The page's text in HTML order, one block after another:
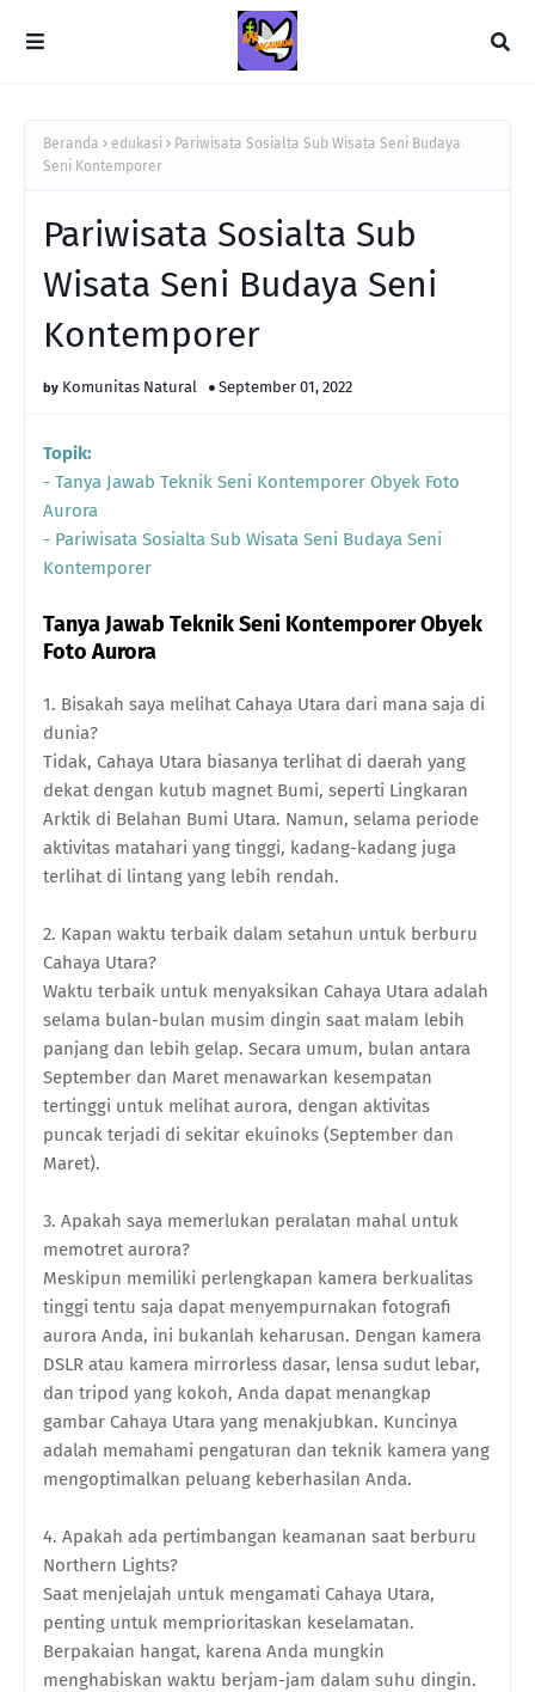
Beranda edukasi
Pariwisata Sosialta Sub Wisata Seni Budaya
Seni Kontemporer
Pariwisata Sosialta Sub
Wisata Seni Budaya Seni
Kontemporer
Komunitas Natural September 01, 2022
Topik:
- Tanya Jawab Teknik Seni Kontemporer Obyek Foto
Aurora
- Pariwisata Sosialta Sub Wisata Seni Budaya Seni
Kontemporer
Tanya Jawab Teknik Seni Kontemporer Obyek
Foto Aurora
1. Bisakah saya melihat Cahaya Utara dari mana saja di
dunia?
Tidak, Cahaya Utara biasanya terlihat di daerah yang
dekat dengan kutub magnet Bumi, seperti Lingkaran
Arktik di Belahan Bumi Utara. Namun, selama periode
aktivitas matahari yang tinggi, kadang-kadang juga
terlihat di lintang yang lebih rendah.
2. Kapan waktu terbaik dalam setahun untuk berburu
Cahaya Utara?
Waktu terbaik untuk menyaksikan Cahaya Utara adalah
selama bulan-bulan musim dingin saat malam lebih
panjang dan lebih gelap. Secara umum, bulan antara
September dan Maret menawarkan kesempatan
tertinggi untuk melihat aurora, dengan aktivitas
puncak terjadi di sekitar ekuinoks (September dan
Maret).
3. Apakah saya memerlukan peralatan mahal untuk
memotret aurora?
Meskipun memiliki perlengkapan kamera berkualitas
tinggi tentu saja dapat menyempurnakan fotografi
aurora Anda, ini bukanlah keharusan. Dengan kamera
DSLR atau kamera mirrorless dasar, lensa sudut lebar,
dan tripod yang kokoh, Anda dapat menangkap
gambar Cahaya Utara yang menakjubkan. Kuncinya
adalah memahami pengaturan dan teknik kamera yang
mengoptimalkan peluang keberhasilan Anda.
4. Apakah ada pertimbangan keamanan saat berburu
Northern Lights?
Saat menjelajah untuk mengamati Cahaya Utara,
penting untuk memprioritaskan keselamatan.
Berpakaian hangat, karena Anda mungkin
menghabiskan waktu berjam-jam dalam suhu dingin.